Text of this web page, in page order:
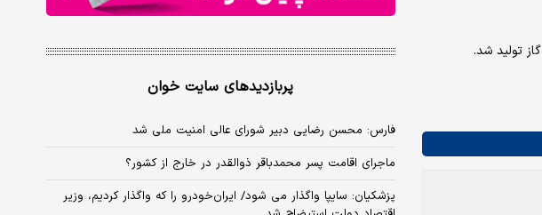
پربازدیدهای سایت خوان
فارس: محسن رضایی دبیر شورای عالی امنیت ملی شد
ماجرای اقامت پسر محمدباقر ذوالقدر در خارج از کشور؟
پزشکیان: سایپا واگذار می شود/ ایران‌خودرو را که واگذار کردیم، وزیر